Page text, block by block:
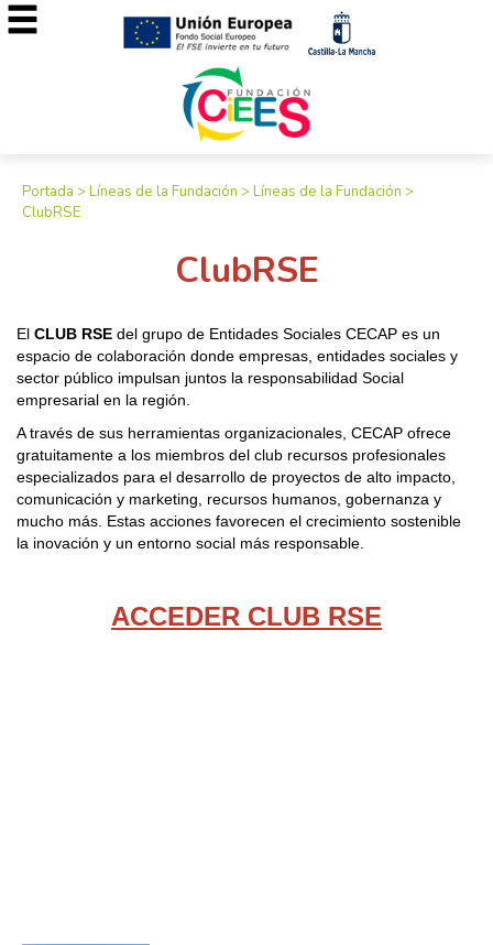
Portada >Líneas de la Fundación >Líneas de la Fundación >
ClubRSE
ClubRSE
El CLUB RSE del grupo de Entidades Sociales CECAP es un
espacio de colaboración donde empresas, entidades sociales y
sector público impulsan juntos la responsabilidad Social
empresarial en la región.
A través de sus herramientas organizacionales, CECAP ofrece
gratuitamente a los miembros del club recursos profesionales
especializados para el desarrollo de proyectos de alto impacto,
comunicación y marketing, recursos humanos, gobernanza y
mucho más. Estas acciones favorecen el crecimiento sostenible
la inovación y un entorno social más responsable.
ACCEDER CLUB RSE